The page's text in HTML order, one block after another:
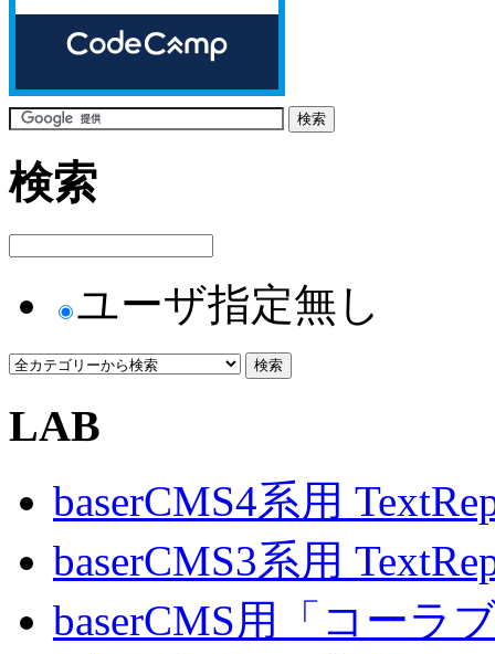
検索
ユーザ指定無し
LAB
baserCMS4系用
baserCMS3系用
baserCMS用「コーラ